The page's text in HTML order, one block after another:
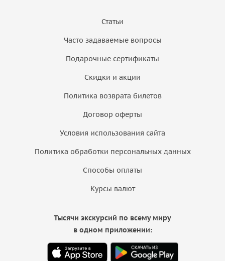
Статьи
Часто задаваемые вопросы
Подарочные сертификаты
Скидки и акции
Политика возврата билетов
Договор оферты
Условия использования сайта
Политика обработки персональных данных
Способы оплаты
Курсы валют
Тысячи экскурсий по всему миру
в одном приложении: